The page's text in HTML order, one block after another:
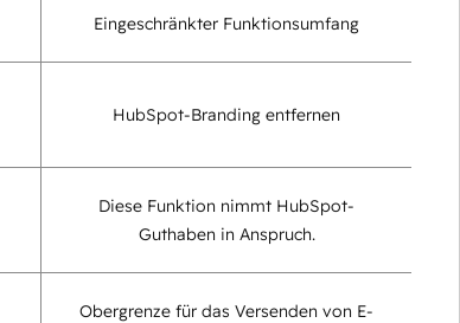
Eingeschränkter Funktionsumfang
HubSpot-Branding entfernen
Diese Funktion nimmt HubSpot-
Guthaben in Anspruch.
Obergrenze für das Versenden von E-